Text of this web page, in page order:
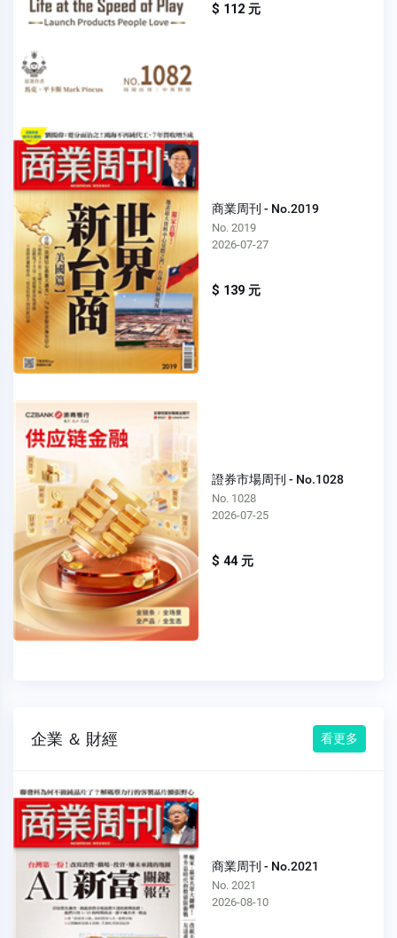
$ 112 元
商業周刊 - No.2019
No. 2019
2026-07-27
$ 139 元
證券市場周刊 - No.1028
No. 1028
2026-07-25
$ 44 元
企業 ＆ 財經 看更多
商業周刊 - No.2021
No. 2021
2026-08-10